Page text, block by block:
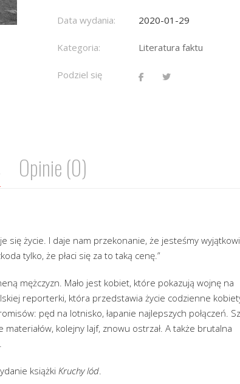
Data wydania: 2020-01-29
Kategoria: Literatura faktu
Podziel się
Opinie (0)
się życie. I daje nam przekonanie, że jesteśmy
tylko, że płaci się za to taką cenę.”
mężczyzn. Mało jest kobiet, które pokazują wojnę na
reporterki, która przedstawia życie codzienne
pęd na lotnisko, łapanie najlepszych połączeń.
materiałów, kolejny lajf, znowu ostrzał. A także brutalna
książki Kruchy lód